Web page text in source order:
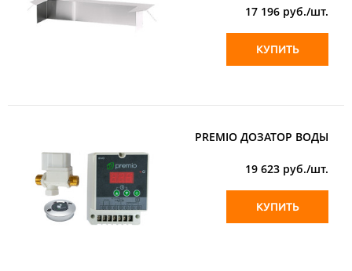
17 196 руб./шт.
КУПИТЬ
PREMIO ДОЗАТОР ВОДЫ
19 623 руб./шт.
КУПИТЬ